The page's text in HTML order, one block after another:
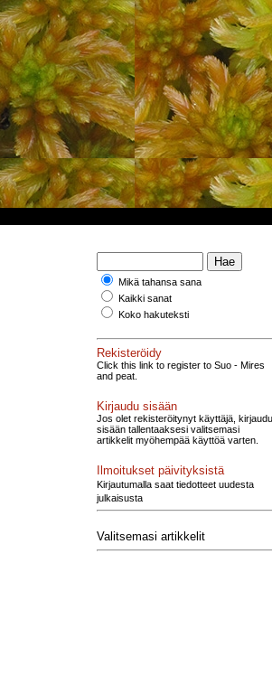
Mikä tahansa sana
Kaikki sanat
Koko hakuteksti
Rekisteröidy
Click this link to register to Suo - Mires
and peat.
Kirjaudu sisään
Jos olet rekisteröitynyt käyttäjä, kirjaudu
sisään tallentaaksesi valitsemasi
artikkelit myöhempää käyttöä varten.
Ilmoitukset päivityksistä
Kirjautumalla saat tiedotteet uudesta
julkaisusta
Valitsemasi artikkelit